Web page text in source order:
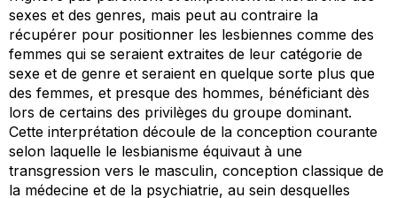
sexes et des genres, mais peut au contraire la
récupérer pour positionner les lesbiennes comme des
femmes qui se seraient extraites de leur catégorie de
sexe et de genre et seraient en quelque sorte plus que
des femmes, et presque des hommes, bénéficiant dès
lors de certains des privilèges du groupe dominant.
Cette interprétation découle de la conception courante
selon laquelle le lesbianisme équivaut à une
transgression vers le masculin, conception classique de
la médecine et de la psychiatrie, au sein desquelles